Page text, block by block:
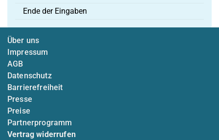
Ende der Eingaben
Über uns
Impressum
AGB
Datenschutz
Barrierefreiheit
Presse
Preise
Partnerprogramm
Vertrag widerrufen